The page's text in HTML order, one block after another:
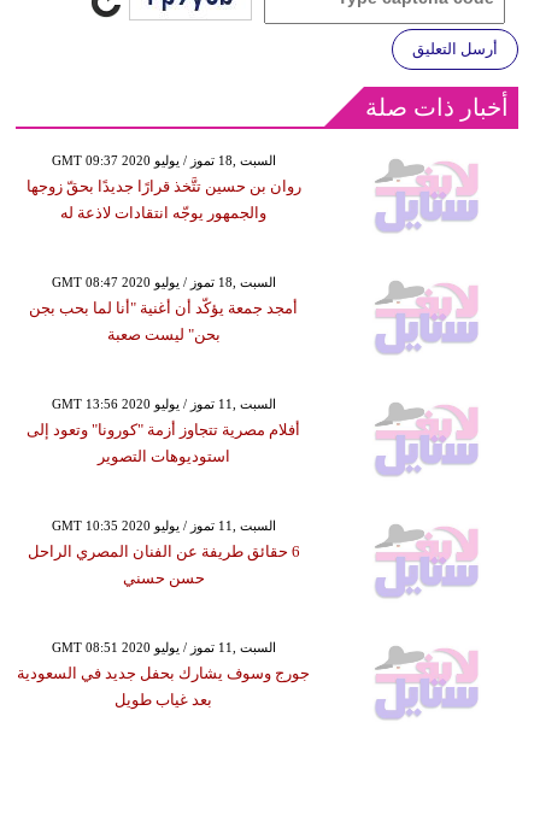
أرسل التعليق
أخبار ذات صلة
GMT 09:37 2020 السبت ,18 تموز / يوليو
روان بن حسين تتَّخذ قرارًا جديدًا بحقّ زوجها
والجمهور يوجّه انتقادات لاذعة له
GMT 08:47 2020 السبت ,18 تموز / يوليو
أمجد جمعة يؤكّد أن أغنية "أنا لما بحب بجن
بحن" ليست صعبة
GMT 13:56 2020 السبت ,11 تموز / يوليو
أفلام مصرية تتجاوز أزمة "كورونا" وتعود إلى
استوديوهات التصوير
GMT 10:35 2020 السبت ,11 تموز / يوليو
6 حقائق طريفة عن الفنان المصري الراحل
حسن حسني
GMT 08:51 2020 السبت ,11 تموز / يوليو
جورج وسوف يشارك بحفل جديد في السعودية
بعد غياب طويل